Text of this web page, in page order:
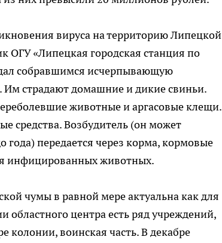
вируса на территорию Липецкой
ОГУ «Липецкая городская станция по
собравшимся исчерпывающую
страдают домашние и дикие свиньи.
животные и аргасовые клещи.
средства. Возбудитель (он может
передается через корма, кормовые
инфицированных животных.
чумы в равной мере актуальна как для
областного центра есть ряд учреждений,
колонии, воинская часть. В декабре